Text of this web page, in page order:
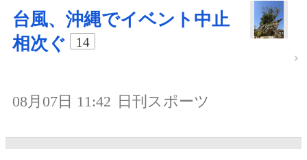
台風、沖縄でイベント中止
相次ぐ
14
08月07日 11:42 日刊スポーツ